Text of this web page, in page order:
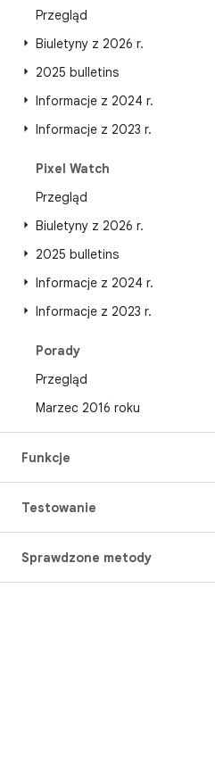
Przegląd
Biuletyny z 2026 r.
2025 bulletins
Informacje z 2024 r.
Informacje z 2023 r.
Pixel Watch
Przegląd
Biuletyny z 2026 r.
2025 bulletins
Informacje z 2024 r.
Informacje z 2023 r.
Porady
Przegląd
Marzec 2016 roku
Funkcje
Testowanie
Sprawdzone metody